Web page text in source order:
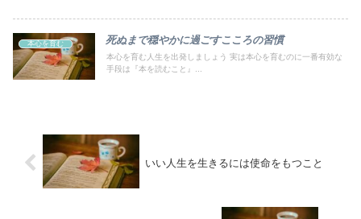
本心を育む 死ぬまで穏やかに過ごすこころの習慣
本心を育む人生を出発しましょう 実は本心を育むのに一番有効な
手段は『本を読むこと』...
いい人生を生きるには使命をもつこと